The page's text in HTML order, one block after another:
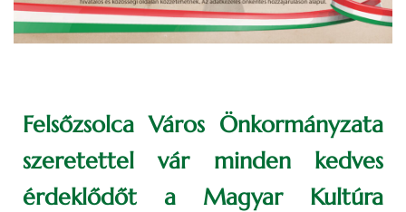
Felsőzsolca Város Önkormányzata
szeretettel vár minden kedves
érdeklődőt a Magyar Kultúra